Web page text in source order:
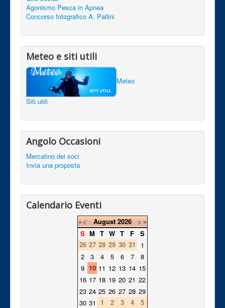
Agonismo Pesca in Apnea
Concorso fotografico A. Pallini
Meteo e siti utili
Meteo
Siti utili
Angolo Occasioni
Mercatino dei soci
Invia una proposta
Calendario Eventi
«< August 2026 >»
S M T W T F
S
26 27 28 29 30 31
1
2
3 4 5 6 7
8
9 10 11 12 13 14 15
16 17 18 19 20 21 22
23 24 25 26 27 28 29
30 31 1 2 3 4 5